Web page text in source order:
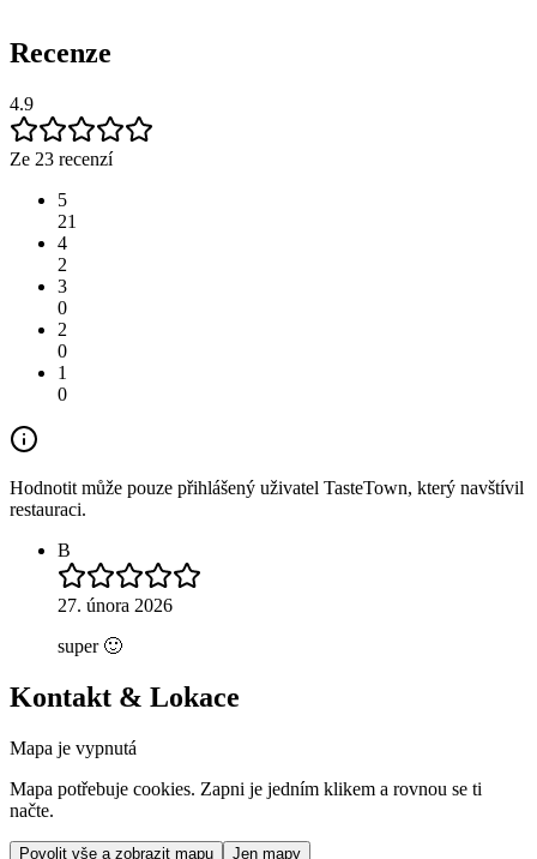
Recenze
4.9
Ze 23 recenzí
5
21
4
2
3
0
2
0
1
0
Hodnotit může pouze přihlášený uživatel TasteTown, který navštívil
restauraci.
B
27. února 2026
super 🙂
Kontakt & Lokace
Mapa je vypnutá
Mapa potřebuje cookies. Zapni je jedním klikem a rovnou se ti
načte.
Povolit vše a zobrazit mapu Jen mapy